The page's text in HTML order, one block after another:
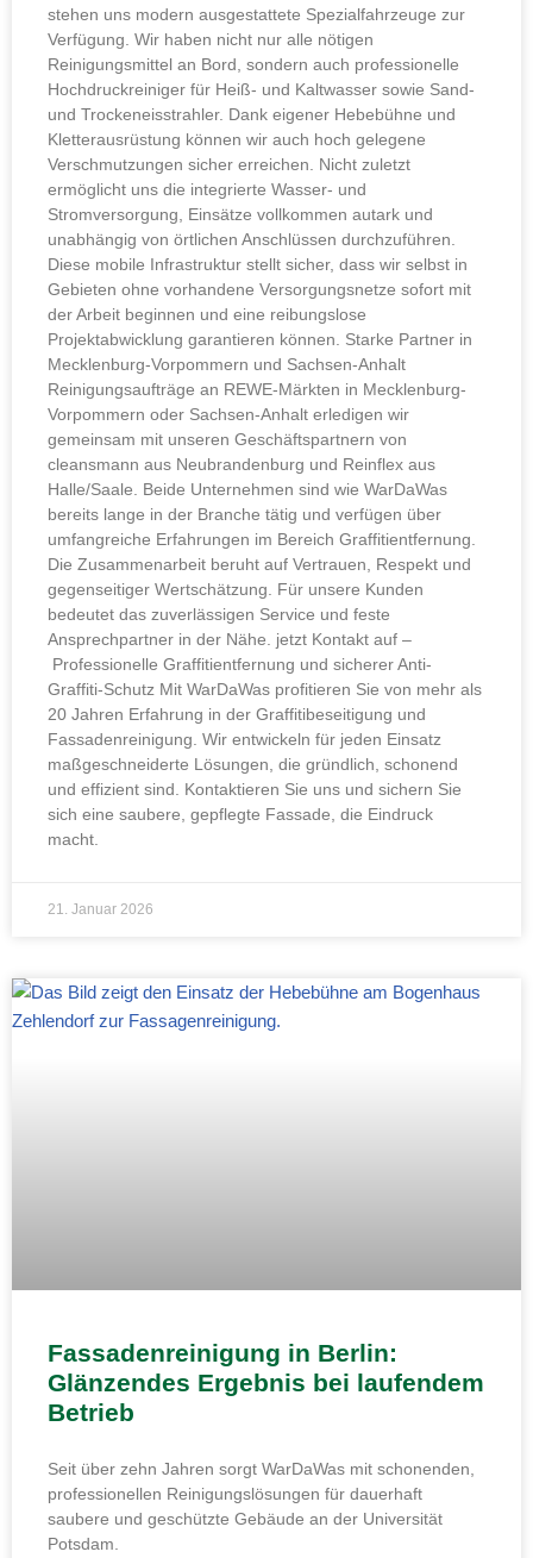
stehen uns modern ausgestattete Spezialfahrzeuge zur
Verfügung. Wir haben nicht nur alle nötigen
Reinigungsmittel an Bord, sondern auch professionelle
Hochdruckreiniger für Heiß- und Kaltwasser sowie Sand-
und Trockeneisstrahler. Dank eigener Hebebühne und
Kletterausrüstung können wir auch hoch gelegene
Verschmutzungen sicher erreichen. Nicht zuletzt
ermöglicht uns die integrierte Wasser- und
Stromversorgung, Einsätze vollkommen autark und
unabhängig von örtlichen Anschlüssen durchzuführen.
Diese mobile Infrastruktur stellt sicher, dass wir selbst in
Gebieten ohne vorhandene Versorgungsnetze sofort mit
der Arbeit beginnen und eine reibungslose
Projektabwicklung garantieren können. Starke Partner in
Mecklenburg-Vorpommern und Sachsen-Anhalt
Reinigungsaufträge an REWE-Märkten in Mecklenburg-
Vorpommern oder Sachsen-Anhalt erledigen wir
gemeinsam mit unseren Geschäftspartnern von
cleansmann aus Neubrandenburg und Reinflex aus
Halle/Saale. Beide Unternehmen sind wie WarDaWas
bereits lange in der Branche tätig und verfügen über
umfangreiche Erfahrungen im Bereich Graffitientfernung.
Die Zusammenarbeit beruht auf Vertrauen, Respekt und
gegenseitiger Wertschätzung. Für unsere Kunden
bedeutet das zuverlässigen Service und feste
Ansprechpartner in der Nähe. jetzt Kontakt auf –
Professionelle Graffitientfernung und sicherer Anti-
Graffiti-Schutz Mit WarDaWas profitieren Sie von mehr als
20 Jahren Erfahrung in der Graffitibeseitigung und
Fassadenreinigung. Wir entwickeln für jeden Einsatz
maßgeschneiderte Lösungen, die gründlich, schonend
und effizient sind. Kontaktieren Sie uns und sichern Sie
sich eine saubere, gepflegte Fassade, die Eindruck
macht.
21. Januar 2026
Fassadenreinigung in Berlin:
Glänzendes Ergebnis bei laufendem
Betrieb
Seit über zehn Jahren sorgt WarDaWas mit schonenden,
professionellen Reinigungslösungen für dauerhaft
saubere und geschützte Gebäude an der Universität
Potsdam.